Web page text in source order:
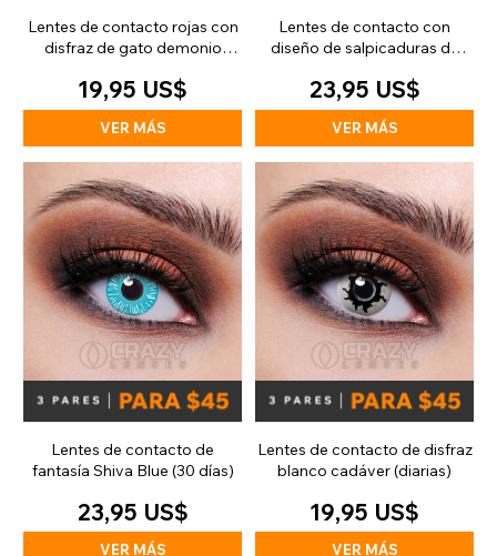
Lentes de contacto rojas con
disfraz de gato demonio
19,95 US$
VER MÁS
Lentes de contacto con
diseño de salpicaduras de
23,95 US$
VER MÁS
Lentes de contacto de
fantasía Shiva Blue (30 días)
23,95 US$
VER MÁS
Lentes de contacto de disfraz
blanco cadáver (diarias)
19,95 US$
VER MÁS